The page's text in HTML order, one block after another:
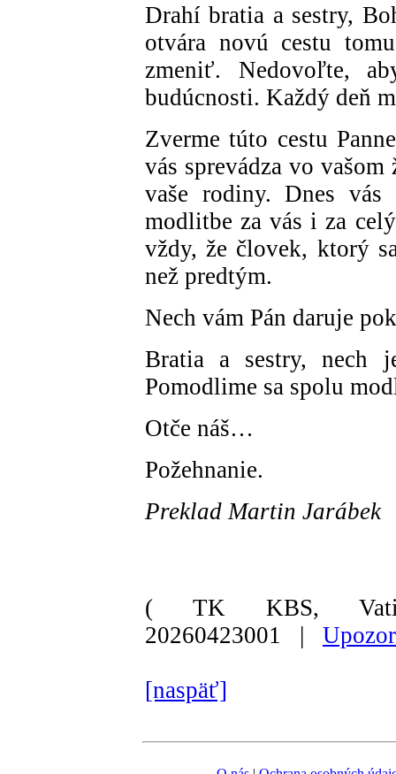
Drahí bratia a sestry,
otvára novú cestu
zmeniť. Nedovoľte,
budúcnosti. Každý deň
Zverme túto cestu
vás sprevádza vo
vaše rodiny. Dnes
modlitbe za vás i za
vždy, že človek, ktorý
než predtým.
Nech vám Pán daruje
Bratia a sestry, nech
Pomodlime sa spolu
Otče náš…
Požehnanie.
Preklad Martin Jarábek
( TK KBS,
20260423001 |
[naspäť]